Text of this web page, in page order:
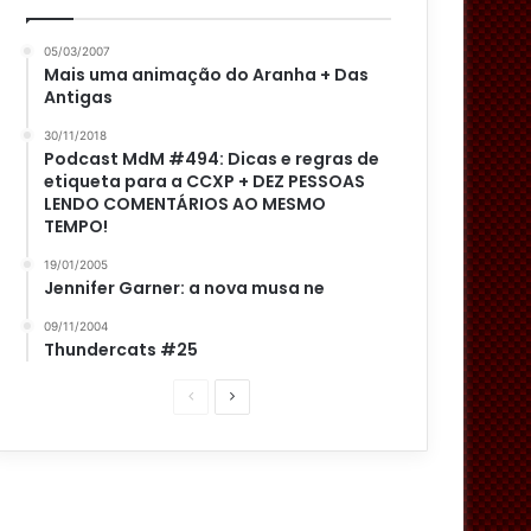
05/03/2007
Mais uma animação do Aranha + Das
Antigas
30/11/2018
Podcast MdM #494: Dicas e regras de
etiqueta para a CCXP + DEZ PESSOAS
LENDO COMENTÁRIOS AO MESMO
TEMPO!
19/01/2005
Jennifer Garner: a nova musa ne
09/11/2004
Thundercats #25